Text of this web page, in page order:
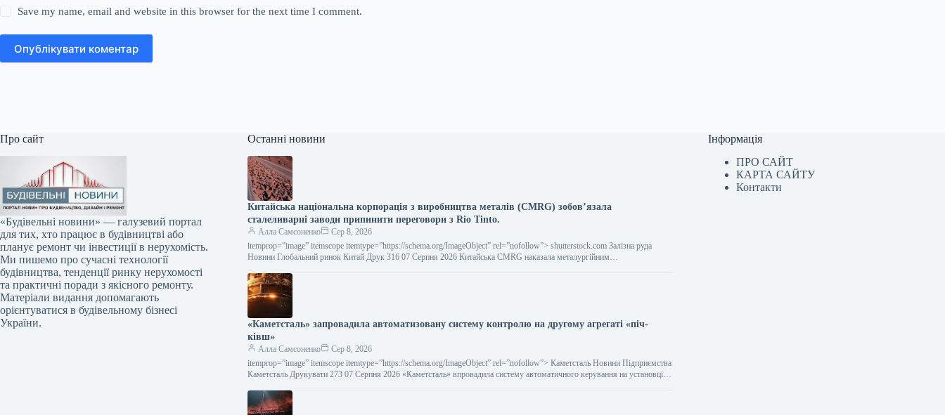
Save my name, email and website in this browser for the next time I comment.
Опублікувати коментар
Про сайт
«Будівельні новини» — галузевий портал
для тих, хто працює в будівництві або
планує ремонт чи інвестиції в нерухомість.
Ми пишемо про сучасні технології
будівництва, тенденції ринку нерухомості
та практичні поради з якісного ремонту.
Матеріали видання допомагають
орієнтуватися в будівельному бізнесі
України.
Останні новини
Китайська національна корпорація з виробництва металів (CMRG) зобов’язала
сталеливарні заводи припинити переговори з Rio Tinto.
Алла Самсоненко
Сер 8, 2026
itemprop=”image” itemscope itemtype=”https://schema.org/ImageObject” rel=”nofollow”> shutterstock.com Залізна руда
Новини Глобальний ринок Китай Друк 316 07 Серпня 2026 Китайська CMRG наказала металургійним…
«Каметсталь» запровадила автоматизовану систему контролю на другому агрегаті «піч-
ківш»
Алла Самсоненко
Сер 8, 2026
itemprop=”image” itemscope itemtype=”https://schema.org/ImageObject” rel=”nofollow”> Каметсталь Новини Підприємства
Каметсталь Друкувати 273 07 Серпня 2026 «Каметсталь» впровадила систему автоматичного керування на установці…
Інформація
ПРО САЙТ
КАРТА САЙТУ
Контакти